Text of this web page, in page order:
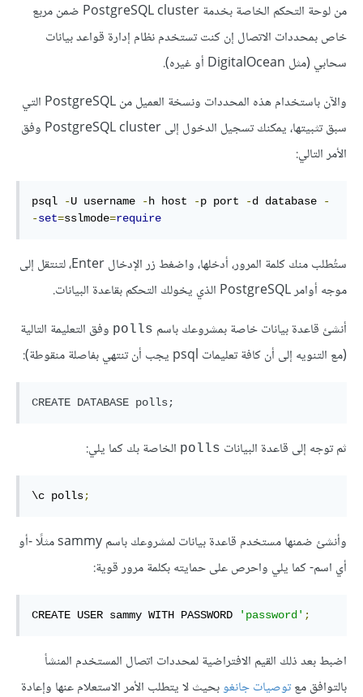
من لوحة التحكم الخاصة بخدمة PostgreSQL cluster ضمن مربع
خاص بمحددات الاتصال إن كنت تستخدم نظام إدارة قواعد بيانات
سحابي (مثل DigitalOcean أو غيره).
والآن باستخدام هذه المحددات ونسخة العميل من PostgreSQL التي
سبق تثبيتها، يمكنك تسجيل الدخول إلى PostgreSQL cluster وفق
الأمر التالي:
psql -U username -h host -p port -d database
-
-set=sslmode=require
ستُطلب منك كلمة المرور، أدخلها، واضغط زر الإدخال Enter، لتنتقل إلى
موجه أوامر PostgreSQL الذي يخولك التحكم بقاعدة البيانات.
أنشئ قاعدة بيانات خاصة بمشروعك باسم polls وفق التعليمة التالية
(مع التنويه إلى أن كافة تعليمات psql يجب أن تنتهي بفاصلة منقوطة):
ثم توجه إلى قاعدة البيانات polls الخاصة بك كما يلي:
\c polls;
وأنشئ ضمنها مستخدم قاعدة بيانات لمشروعك باسم sammy مثلًا -أو
أي اسم- كما يلي واحرص على حمايته بكلمة مرور قوية:
CREATE USER sammy WITH PASSWORD 'password' ;
اضبط بعد ذلك القيم الافتراضية لمحددات اتصال المستخدم المنشأ
بالتوافق معتوصيات جانغوبحيث لا يتطلب الأمر الاستعلام عنها وإعادة